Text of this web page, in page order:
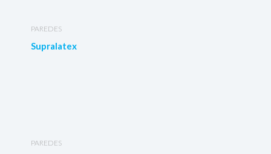
PAREDES
Supralatex
PAREDES